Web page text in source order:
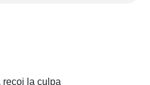
recoi la culpa